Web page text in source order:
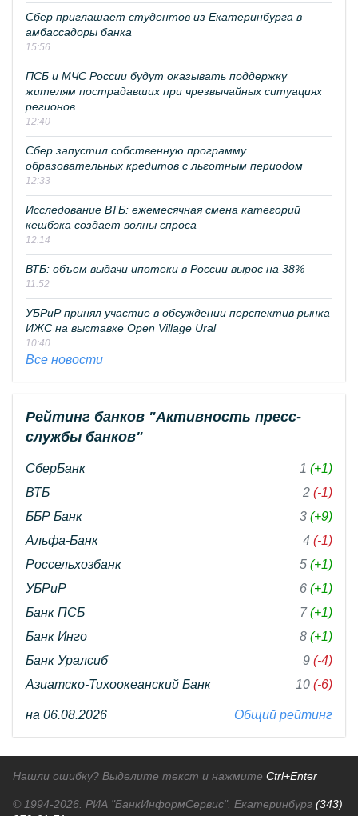
Сбер приглашает студентов из Екатеринбурга в
амбассадоры банка
15:56
ПСБ и МЧС России будут оказывать поддержку
жителям пострадавших при чрезвычайных ситуациях
регионов
12:40
Сбер запустил собственную программу
образовательных кредитов с льготным периодом
12:33
Исследование ВТБ: ежемесячная смена категорий
кешбэка создает волны спроса
12:14
ВТБ: объем выдачи ипотеки в России вырос на 38%
11:52
УБРиР принял участие в обсуждении перспектив рынка
ИЖС на выставке Open Village Ural
10:40
Все новости
Рейтинг банков "Активность пресс-
службы банков"
СберБанк 1 (+1)
ВТБ
2 (-1)
ББР Банк
3 (+9)
Альфа-Банк
4 (-1)
Россельхозбанк
5 (+1)
УБРиР
6 (+1)
Банк ПСБ
7(+1)
Банк Инго
8 (+1)
Банк Уралсиб
9 (-4)
Азиатско-Тихоокеанский Банк
10 (-6)
на 06.08.2026 Общий рейтинг
Нашли ошибку? Выделите текст и нажмите Ctrl+Enter
© 1994-2026. РИА "БанкИнформСервис". Екатеринбург (343)